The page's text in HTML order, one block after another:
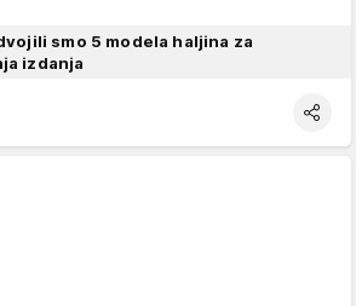
smo 5 modela haljina za
izdanja